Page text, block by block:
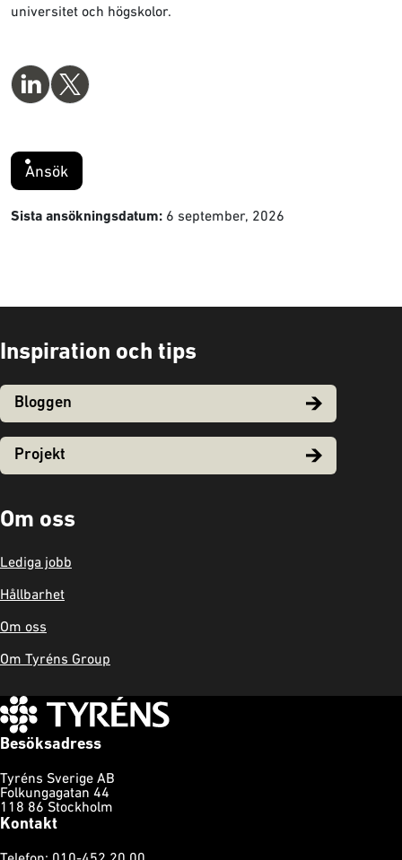
universitet och högskolor.
Ansök
Sista ansökningsdatum: 6 september, 2026
Inspiration och tips
Bloggen
Projekt
Om oss
Lediga jobb
Hållbarhet
Om oss
Om Tyréns Group
Besöksadress
Tyréns Sverige AB
Folkungagatan 44
118 86 Stockholm
Kontakt